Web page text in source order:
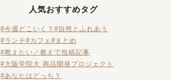
人気おすすめタグ
#今週どこいく？ #自然とふれあう
#ランチ#カフェ #まとめ
#教えたい／教えて投稿記事
#大阪学院大 商品開発プロジェクト
#あなたはどっち？